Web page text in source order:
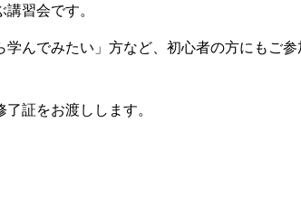
習会です。
んでみたい」方など、初心者の方にもご参
証をお渡しします。